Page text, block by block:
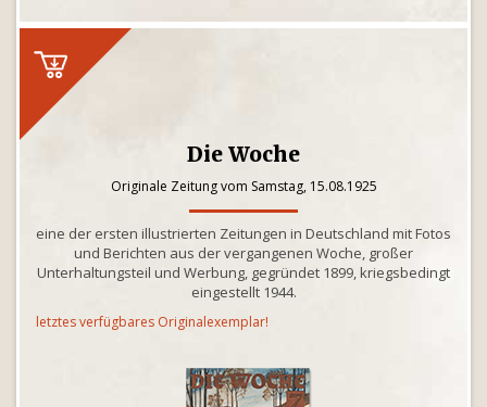
Die Woche
Originale Zeitung vom Samstag, 15.08.1925
eine der ersten illustrierten Zeitungen in Deutschland mit Fotos
und Berichten aus der vergangenen Woche, großer
Unterhaltungsteil und Werbung, gegründet 1899, kriegsbedingt
eingestellt 1944.
letztes verfügbares Originalexemplar!